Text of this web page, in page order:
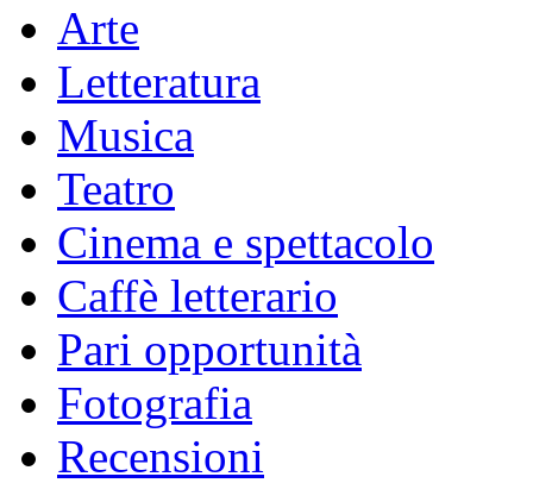
Arte
Letteratura
Musica
Teatro
Cinema e spettacolo
Caffè letterario
Pari opportunità
Fotografia
Recensioni